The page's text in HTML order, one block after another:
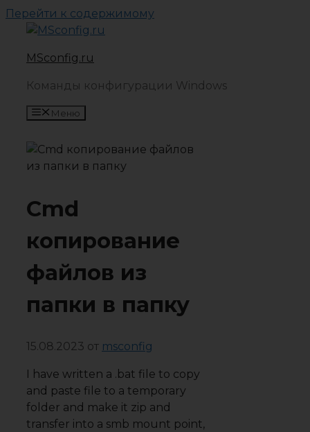
Перейти к содержимому
MSconfig.ru
Команды конфигурации Windows
Меню
Cmd
копирование
файлов из
папки в папку
15.08.2023 от msconfig
I have written a .bat file to copy
and paste file to a temporary
folder and make it zip and
transfer into a smb mount point,